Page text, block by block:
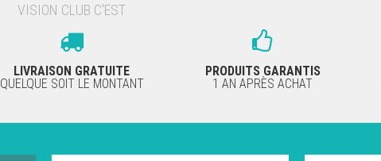
VISION CLUB C'EST
LIVRAISON GRATUITE
QUELQUE SOIT LE MONTANT
PRODUITS GARANTIS
1 AN APRÈS ACHAT